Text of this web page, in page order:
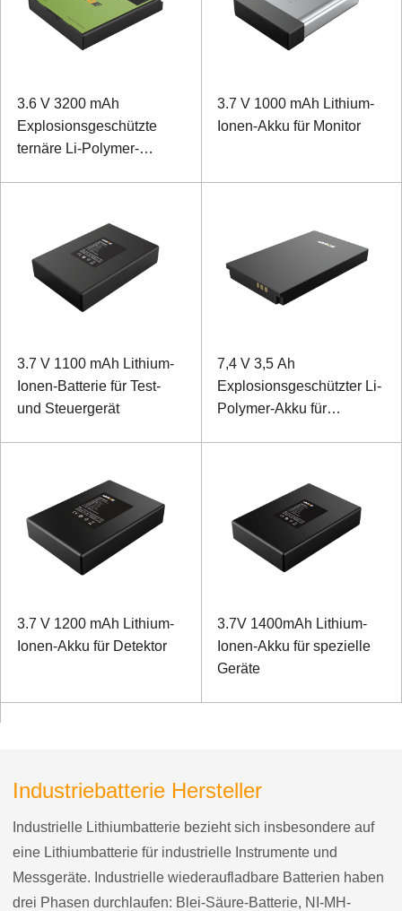
3.6 V 3200 mAh
Explosionsgeschützte
ternäre Li-Polymer-
3.7 V 1000 mAh Lithium-
Ionen-Akku für Monitor
3.7 V 1100 mAh Lithium-
Ionen-Batterie für Test-
und Steuergerät
7,4 V 3,5 Ah
Explosionsgeschützter Li-
Polymer-Akku für
3.7 V 1200 mAh Lithium-
Ionen-Akku für Detektor
3.7V 1400mAh Lithium-
Ionen-Akku für spezielle
Geräte
Industriebatterie Hersteller
Industrielle Lithiumbatterie bezieht sich insbesondere auf
eine Lithiumbatterie für industrielle Instrumente und
Messgeräte. Industrielle wiederaufladbare Batterien haben
drei Phasen durchlaufen: Blei-Säure-Batterie, NI-MH-